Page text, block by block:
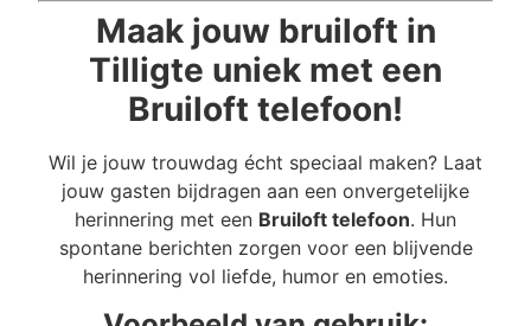
Maak jouw bruiloft in
Tilligte uniek met een
Bruiloft telefoon!
Wil je jouw trouwdag écht speciaal maken? Laat
jouw gasten bijdragen aan een onvergetelijke
herinnering met een Bruiloft telefoon. Hun
spontane berichten zorgen voor een blijvende
herinnering vol liefde, humor en emoties.